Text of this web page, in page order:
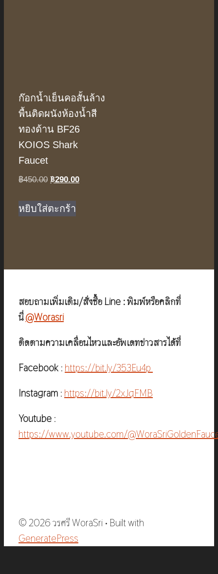
ก๊อกน้ำเย็นคอสั้นล้าง
พื้นติดผนังห้องน้ำสี
ทองด้าน BF26
KOIOS Shark
Faucet
฿450.00 Original
was:
฿450.00.
฿290.00Current
หยิบใส่ตะกร้า
สอบถามเพิ่มเติม/สั่งซื้อ Line : พิมพ์หรือคลิกที่
นี่@Worasri
ติดตามความเคลื่อนไหวและอัพเดทข่าวสารได้ที่
Facebook : https://bit.ly/353Eu4p
Instagram : https://bit.ly/2xJqFMB
Youtube :
https://www.youtube.com/
© 2026 วรศรี WoraSri • Built with
GeneratePress